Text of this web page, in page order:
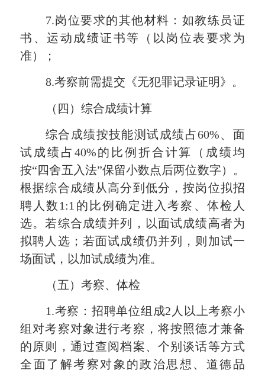
7.岗位要求的其他材料：如教练员证
书、运动成绩证书等（以岗位表要求为
准）；
8.考察前需提交《无犯罪记录证明》。
（四）综合成绩计算
综合成绩按技能测试成绩占60%、面
试成绩占40%的比例折合计算（成绩均
按“四舍五入法”保留小数点后两位数字）。
根据综合成绩从高分到低分，按岗位拟招
聘人数1:1的比例确定进入考察、体检人
选。若综合成绩并列，以面试成绩高者为
拟聘人选；若面试成绩仍并列，则 加试一
场面试 ，以加试成绩为准。
（五）考察、体检
1.考察：招聘单位组成2人以上考察小
组对考察对象进行考察，将按照德才兼备
的原则，通过查阅档案、个别谈话等方式
全面了解考察对象的政治思想、道德品